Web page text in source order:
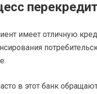
имеет отличную
в этот банк